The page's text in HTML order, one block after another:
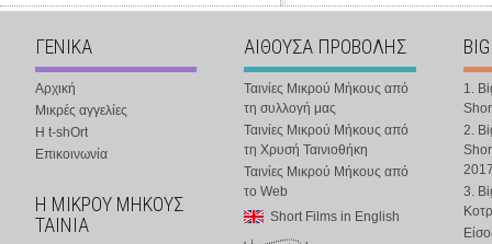
ΓΕΝΙΚΑ
Αρχική
Μικρές αγγελίες
Η t-shOrt
Επικοινωνία
Η ΜΙΚΡΟΥ ΜΗΚΟΥΣ
ΤΑΙΝΙΑ
ΑΙΘΟΥΣΑ ΠΡΟΒΟΛΗΣ
Ταινίες Μικρού Μήκους από
τη συλλογή μας
Ταινίες Μικρού Μήκους από
τη Χρυσή Ταινιοθήκη
Ταινίες Μικρού Μήκους από
το Web
Short Films in English
1.
2.
3.